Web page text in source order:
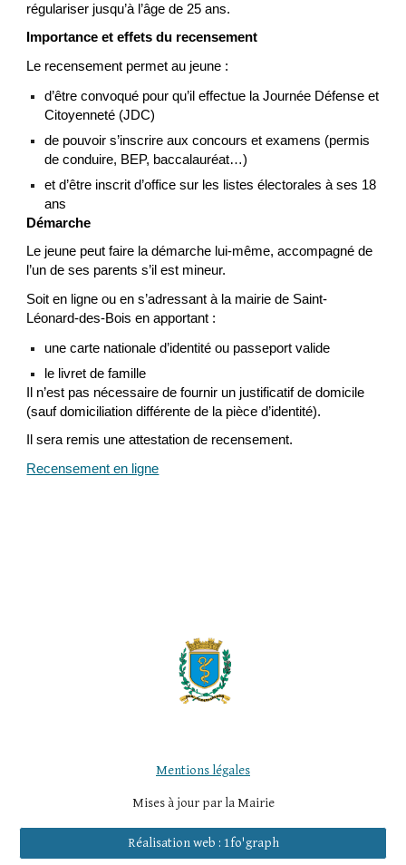
régulariser jusqu’à l’âge de 25 ans.
Importance et effets du recensement
Le recensement permet au jeune :
d’être convoqué pour qu’il effectue la Journée Défense et
Citoyenneté (JDC)
de pouvoir s’inscrire aux concours et examens (permis
de conduire, BEP, baccalauréat…)
et d’être inscrit d’office sur les listes électorales à ses 18
ans
Démarche
Le jeune peut faire la démarche lui-même, accompagné de
l’un de ses parents s’il est mineur.
Soit en ligne ou en s’adressant à la mairie de Saint-
Léonard-des-Bois en apportant :
une carte nationale d’identité ou passeport valide
le livret de famille
Il n’est pas nécessaire de fournir un justificatif de domicile
(sauf domiciliation différente de la pièce d’identité).
Il sera remis une attestation de recensement.
Recensement en ligne
Mentions légales
Mises à jour par la Mairie
Réalisation web : 1fo'graph